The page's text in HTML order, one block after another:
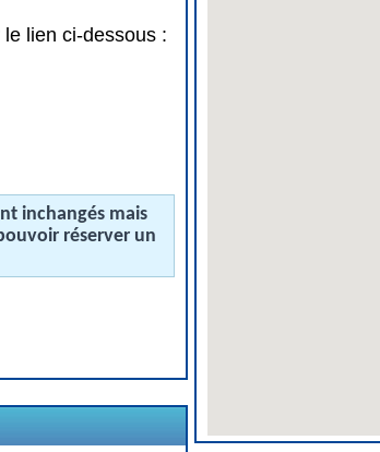
lien ci-dessous :
inchangés mais
réserver un